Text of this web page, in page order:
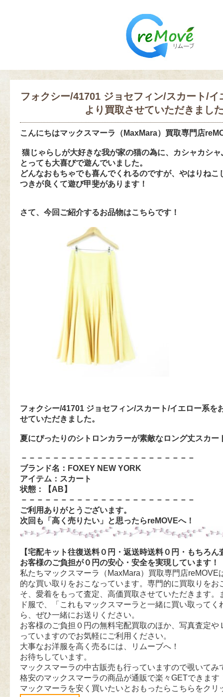
フォクシー/41701 ジョセフィン/スカート/イ
より買取させていただきまし
こんにちはマックスマーラ（MaxMara）買取専門店
猫じゃらしが大好きな我が家の猫の為に、カシャカシ
とっても大喜びで遊んでいました。
どんなおもちゃでも喜んでくれるのですが、やはりねこ
つきが良くて遊び甲斐があります！
さて、今回ご紹介するお品物はこちらです！
フォクシー/41701 ジョセフィン/スカート/イエロー系を
せていただきました。
夏にぴったりのシトロンカラーが素敵なロング丈スカー
－－－－－－－－－－－－－－－－－－－－－－
ブランド名：FOXEY NEW YORK
アイテム：スカート
状態：【AB 】
－－－－－－－－－－－－－－－－－－－－－－
ご利用ありがとうございます。
次回も「高く売りたい」と思ったらreMOVEへ！
【宅配キット往復送料０円・返送時送料０円・もちろん
お客様のご負担が０円の安心・安全を実現しています！
私たちマックスマーラ（MaxMara）買取専門店reMOVE
的な買い取りをおこなっています。専門的に買取りをお
そ、愛着をもって査定、高価買取させていただきます。
ド服で、「これもマックスマーラと一緒に買い取ってく
ら、ぜひ一緒にお送りください。
お客様のご負担０円の無料宅配買取のほか、写真査定や
っていますのでお気軽にご利用ください。
大事なお洋服を高く売るには、リムーブへ！
お待ちしています。
マックスマーラの中古販売も行っていますので覗いてみ
格安のマックスマーラの商品が通販で楽々GETできます
マックマーラを安く買いたいとおもったらこちらをクリ